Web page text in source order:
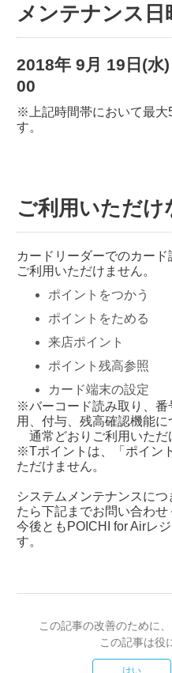
メンテナンス日
2018年 9月 19日(水
00
※上記時間帯において最大
す。
ご利用いただけ
カードリーダーでのカード
ご利用いただけません。
ポイントをつかう
ポイントをためる
来店ポイント
ポイント残高参照
カード端末の設定
※バーコード読み取り、番
用、付与、残高確認機能に
通常どおりご利用いただ
※Tポイントは、「ポイン
ただけません。
システムメンテナンスに
たら下記までお問い合わせ
今後ともPOICHI for Airレ
す。
この記事の改善のために
この記事は役
はい